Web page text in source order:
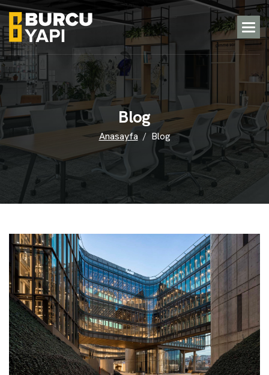
Blog
Anasayfa Blog